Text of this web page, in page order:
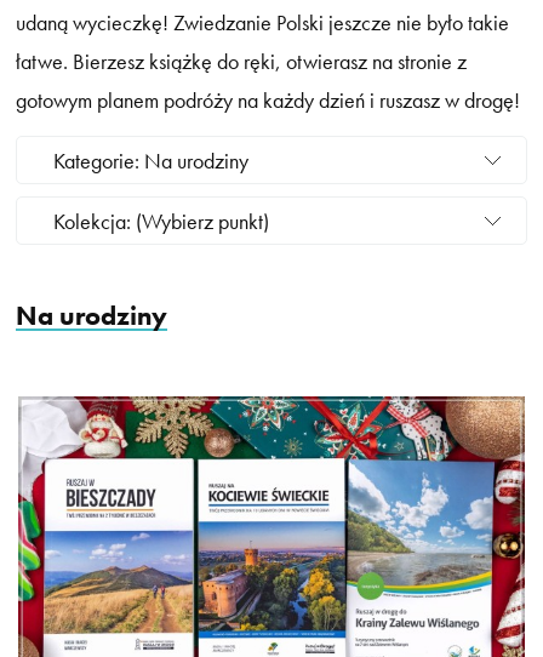
udaną wycieczkę! Zwiedzanie Polski jeszcze nie było takie
łatwe. Bierzesz książkę do ręki, otwierasz na stronie z
gotowym planem podróży na każdy dzień i ruszasz w drogę!
Kategorie: Na urodziny
Kolekcja: (Wybierz punkt)
Na urodziny